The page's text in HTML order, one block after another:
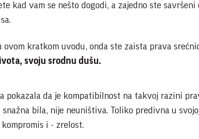
kad vam se nešto dogodi, a zajedno ste
ovom kratkom uvodu, onda ste zaista prava
svoju srodnu dušu.
pokazala da je kompatibilnost na takvoj razini
snažna bila, nije neuništiva. Toliko predivna u
i - zrelost.